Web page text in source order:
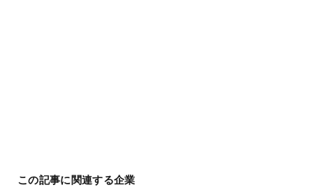
この記事に関連する企業